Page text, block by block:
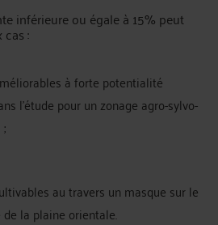
inférieure ou égale à 15% peut
:
à forte potentialité
l'étude pour un zonage agro-sylvo-
;
au travers un masque sur le
la plaine orientale.